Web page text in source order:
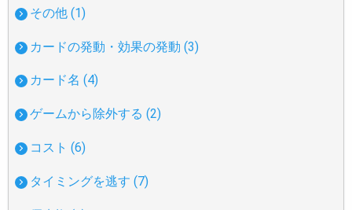
その他 (1)
カードの発動・効果の発動 (3)
カード名 (4)
ゲームから除外する (2)
コスト (6)
タイミングを逃す (7)